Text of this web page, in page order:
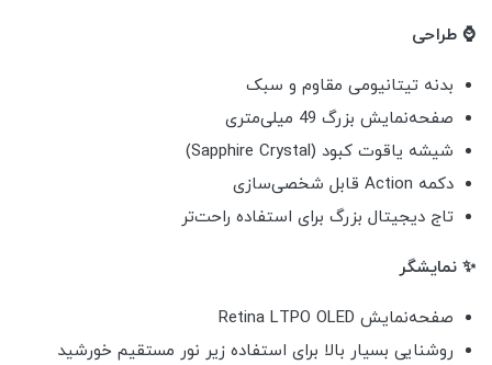
⌚ طراحی
بدنه تیتانیومی مقاوم و سبک
صفحه‌نمایش بزرگ 49 میلی‌متری
شیشه یاقوت کبود (Sapphire Crystal)
دکمه Action قابل شخصی‌سازی
تاج دیجیتال بزرگ برای استفاده راحت‌تر
✨ نمایشگر
صفحه‌نمایش Retina LTPO OLED
روشنایی بسیار بالا برای استفاده زیر نور مستقیم خورشید